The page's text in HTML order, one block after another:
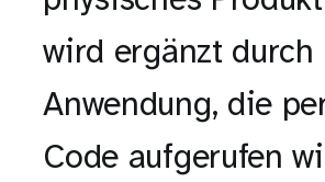
wird ergänzt durch
Anwendung, die
Code aufgerufen